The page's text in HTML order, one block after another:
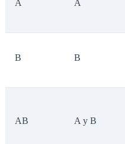
A A
B B
AB A y B